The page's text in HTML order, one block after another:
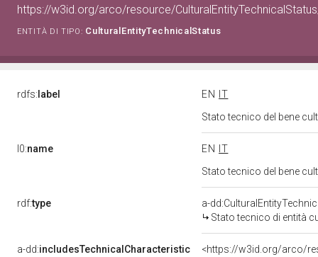
https://w3id.org/arco/resource/
ENTITÀ DI TIPO: CulturalEntityTechnicalStatus
rdfs: label EN
IT
Stato tecnico del bene
l0:name EN
IT
Stato tecnico del bene
rdf:type
a-
Stato tecnico di entità
a-dd:includesTechnicalCharacteristic
<https://w3id.org/arco/